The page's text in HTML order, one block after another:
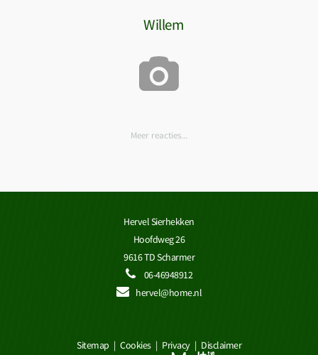
Willem
Meer reacties...
Hervel Sierhekken
Hoofdweg 26
9616 TD Scharmer
06-46948912
hervel@home.nl
Sitemap | Cookies | Privacy | Disclaimer